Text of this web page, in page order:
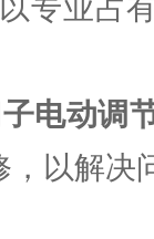
专业占
电动调
，以解决